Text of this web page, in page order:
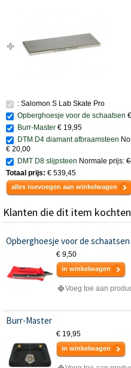
: Salomon S Lab Skate Pro
Opberghoesje voor de schaatsen
Burr-Master € 19,95
DTM D4 diamant afbraamsteen
€ 20,00
DMT D8 slijpsteen Normale prijs:
Totaal prijs: € 539,45
alles toevoegen aan winkelwagen
Klanten die dit item
Opberghoesje voor de schaatsen
€ 9,50
in winkelwagen
Voeg toe aan
Burr-Master
€ 19,95
in winkelwagen